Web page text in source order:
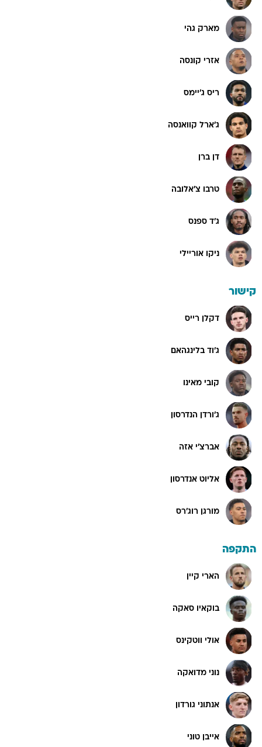
מארק גהי
אזרי קונסה
ריס ג'יימס
ג'ארל קוואנסה
דן ברן
טרבו צ'אלובה
ג'ד ספנס
ניקו אוריילי
קישור
דקלן רייס
ג'וד בלינגהאם
קובי מאינו
ג'ורדן הנדרסון
אברצ'י אזה
אליוט אנדרסון
מורגן רוג'רס
התקפה
הארי קיין
בוקאיו סאקה
אולי ווטקינס
נוני מדואקה
אנתוני גורדון
אייבן טוני